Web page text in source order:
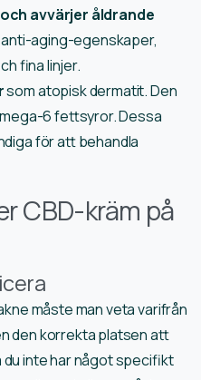
avvärjer åldrande
anti-aging-egenskaper,
fina linjer.
som atopisk dermatit. Den
6 fettsyror. Dessa
för att behandla
CBD-kräm på
måste man veta varifrån
den korrekta platsen att
du inte har något specifikt